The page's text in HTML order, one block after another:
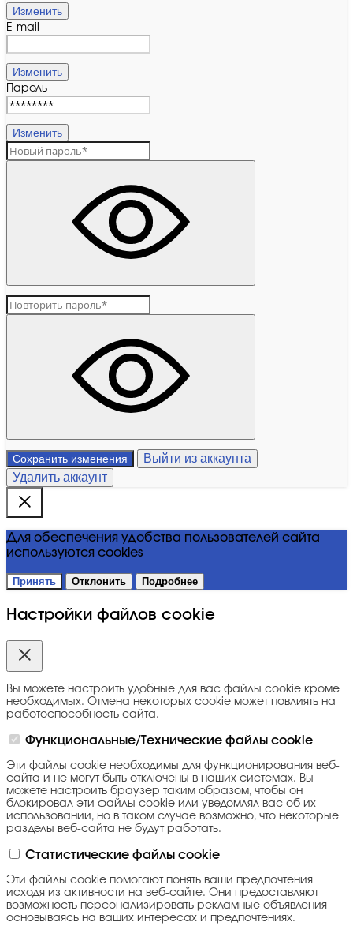
Изменить
E-mail
Изменить
Пароль
Изменить
Сохранить изменения
Выйти из аккаунта
Удалить аккаунт
Для обеспечения удобства пользователей сайта
используются cookies
Принять Отклонить Подробнее
Настройки файлов cookie
Вы можете настроить удобные для вас файлы cookie кроме
необходимых. Отмена некоторых cookie может повлиять на
работоспособность сайта.
Функциональные/Технические файлы cookie
Эти файлы cookie необходимы для функционирования веб-
сайта и не могут быть отключены в наших системах. Вы
можете настроить браузер таким образом, чтобы он
блокировал эти файлы cookie или уведомлял вас об их
использовании, но в таком случае возможно, что некоторые
разделы веб-сайта не будут работать.
Статистические файлы cookie
Эти файлы cookie помогают понять ваши предпочтения
исходя из активности на веб-сайте. Они предоставляют
возможность персонализировать рекламные объявления
основываясь на ваших интересах и предпочтениях.